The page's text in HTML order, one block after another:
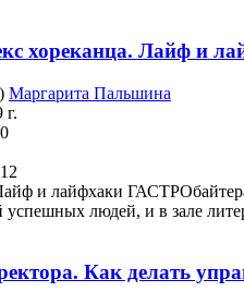
хореканца. Лайф и
Маргарита Пальшина
г.
и лайфхаки
людей, и в зале
Как делать